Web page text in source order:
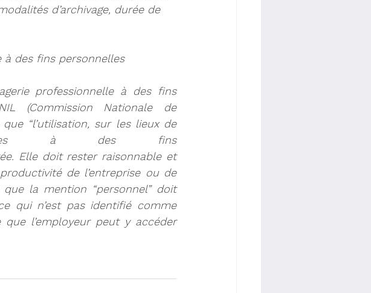
d’archivage, durée de
à des fins personnelles
professionnelle à des fins
(Commission Nationale de
“l’utilisation, sur les lieux de
à des fins
Elle doit rester raisonnable et
de l’entreprise ou de
que la mention “personnel” doit
qui n’est pas identifié comme
l’employeur peut y accéder